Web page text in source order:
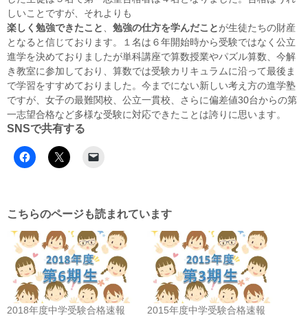
しいことですが、それよりも
楽しく勉強できたこと
勉強の仕方を学んだこと が生徒たちの財産
となると信じております。１名は６年開始時から受験ではなく公立
進学を決めておりましたが単科講座で算数授業やパズル算数、今解
き教室に参加しており、算数では受験カリキュラムに沿って最後ま
で学習をすすめておりました。今までにない新しい考え方の進学塾
ですが、女子の最難関校、公立一貫校、さらに偏差値30台からの第
一志望合格など多様な受験に対応できたことは誇りに思います。
SNSで共有する
こちらのページも読まれています
2018年度中学受験合格速報
2015年度中学受験合格速報